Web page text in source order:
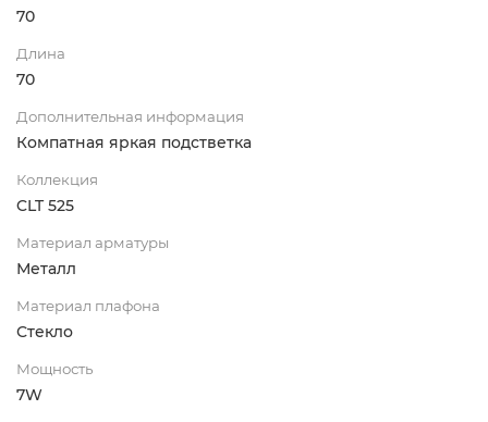
70
Длина
70
Дополнительная информация
Компатная яркая подстветка
Коллекция
CLT 525
Материал арматуры
Металл
Материал плафона
Стекло
Мощность
7W